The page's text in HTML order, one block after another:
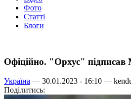
Фото
Статті
Блоги
Офіційно. "Орхус" підписав
Україна — 30.01.2023 - 16:10 —
Поділитись: